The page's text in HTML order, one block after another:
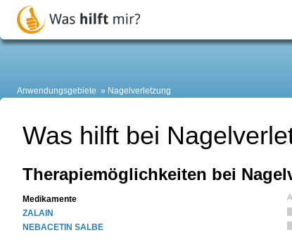
Anwendungsgebiete Nagelverletzung
Was hilft bei
Therapiemöglichkeiten bei
Medikamente
ZALAIN
NEBACETIN SALBE